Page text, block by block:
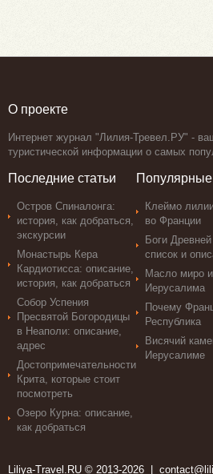
О проекте
Интернет журнал "Лилия-Тревел.РУ" -
туристической информации о самых
Последние статьи
Остров Спиналонга:
история, как добраться,
экскурсии
Монастырь Кера
Кардиотисса: описание,
история, как добраться
Собор Успения
Пресвятой Богородицы
в Неаполи: описание,
адрес
Достопримечательности
Крита, которые стоит
посмотреть
Озеро Курна: описание,
как добраться
Популярные
Клеймо
во Франции
Боги
список и
Масло миро
Иерусалима
Почему
Республика
Висячий
Иерусалиме
Liliya-Travel.RU © 2013-2026 |